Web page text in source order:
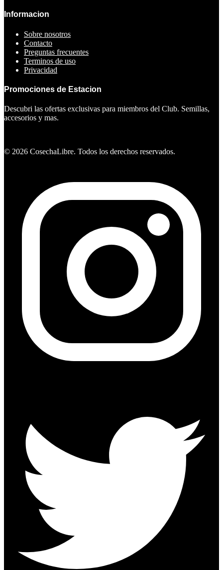
Informacion
Sobre nosotros
Contacto
Preguntas frecuentes
Terminos de uso
Privacidad
Promociones de Estacion
Descubri las ofertas exclusivas para miembros del Club. Semillas,
accesorios y mas.
© 2026 CosechaLibre. Todos los derechos reservados.